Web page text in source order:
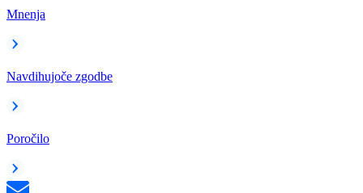
Mnenja
Navdihujoče zgodbe
Poročilo